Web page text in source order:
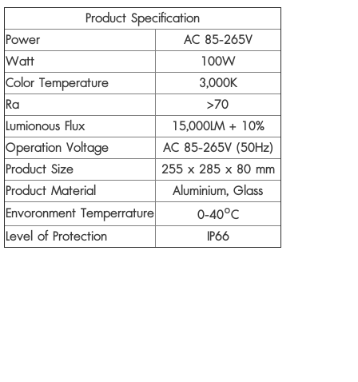
Product Specification
Power
AC 85-265V
Watt
100W
Color Temperature
3,000K
Ra
>70
Lumionous Flux
15,000LM + 10%
Operation Voltage
AC 85-265V (50Hz)
Product Size
255 x 285 x 80 mm
Product Material
Aluminium, Glass
Envoronment Temperrature
0-40°C
Level of Protection
IP66